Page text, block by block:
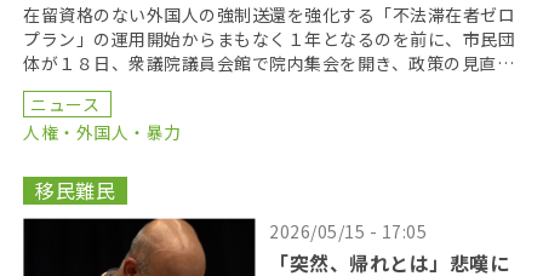
在留資格のない外国人の強制送還を強化する「不法滞在者ゼロ
プラン」の運用開始からまもなく１年となるのを前に、市民団
体が１８日、衆議院議員会館で院内集会を開き、政策の見直し
を訴えた。集会では当事者も発言し、「いつ強制送還され […]
ニュース
人権・外国人・暴力
移民難民
2026/05/15 - 17:05
「突然、帰れとは」悲嘆に